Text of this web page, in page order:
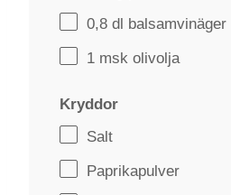
0,8 dl balsamvinäger
1 msk olivolja
Kryddor
Salt
Paprikapulver